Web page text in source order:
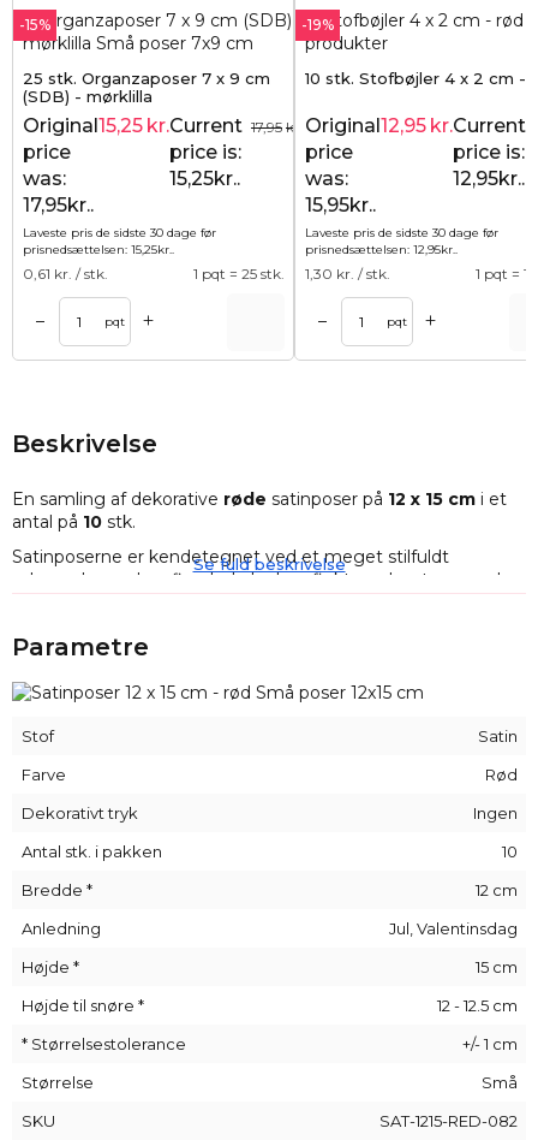
-15%
25 stk. Organzaposer 7 x 9 cm
(SDB) - mørklilla
17,95 kr.
Original
price
was:
17,95kr..
15,25 kr.Current
price is:
15,25kr..
Laveste pris de sidste 30 dage før
prisnedsættelsen: 15,25kr..
0,61 kr. / stk. 1 pqt = 25 stk.
– pqt +
-19%
10 stk. Stofbøjler 4 x 2 cm -
Original
price
was:
15,95kr..
12,95 kr.Current
price is:
12,95kr..
Laveste pris de sidste 30 dage før
prisnedsættelsen: 12,95kr..
1,30 kr. / stk. 1 pqt =
– pqt +
Beskrivelse
En samling af dekorative røde satinposer på 12 x 15 cm i et
antal på 10 stk.
Satinposerne er kendetegnet ved et meget stilfuldt
udseende med en fin glød, da de reflekterer lyset en smule
interesse, som kun øges med tiden - for hvordan kan man
delikat, at det svæver i hånden?
Disse særlige egenskaber gør satinposer ideelle til at pakke
en reklamebegivenhed. Smykker, parfume, duftende sæber -
Se fuld beskrivelse
Parametre
Stof
Satin
Farve
Rød
Dekorativt tryk
Ingen
Antal stk. i pakken
10
Bredde *
12 cm
Anledning
Jul, Valentinsdag
Højde *
15 cm
Højde til snøre *
12 - 12.5 cm
* Størrelsestolerance
+/- 1 cm
Størrelse
Små
SKU
SAT-1215-RED-082